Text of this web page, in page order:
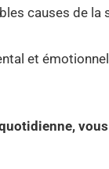
causes de la
et